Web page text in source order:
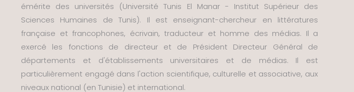
émérite des universités (Université Tunis El Manar - Institut Supérieur des
Sciences Humaines de Tunis). Il est enseignant-chercheur en littératures
française et francophones, écrivain, traducteur et homme des médias. Il a
exercé les fonctions de directeur et de Président Directeur Général de
départements et d'établissements universitaires et de médias. Il est
particulièrement engagé dans l'action scientifique, culturelle et associative, aux
niveaux national (en Tunisie) et international.